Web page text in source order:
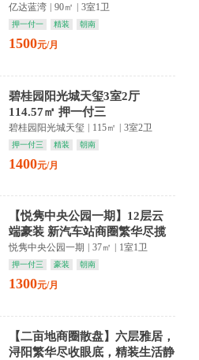
来
亿达蓝湾 90㎡ 3室1卫
押一付一 精装 朝南
1500元/月
碧桂园阳光城天玺3室2厅
114.57㎡ 押一付三
碧桂园阳光城天玺 | 115㎡ | 3室2卫
押一付三 精装 朝南
1400元/月
【悦隽中央公园一期】12层云
端豪装 新汽车站商圈繁华尽揽
濂溪区生活新高度
悦隽中央公园一期 37㎡ 1室1卫
押一付三 豪装 朝南
1300元/月
【二亩地商圈散盘】六层雅居，
浔阳繁华尽收眼底，精装生活静